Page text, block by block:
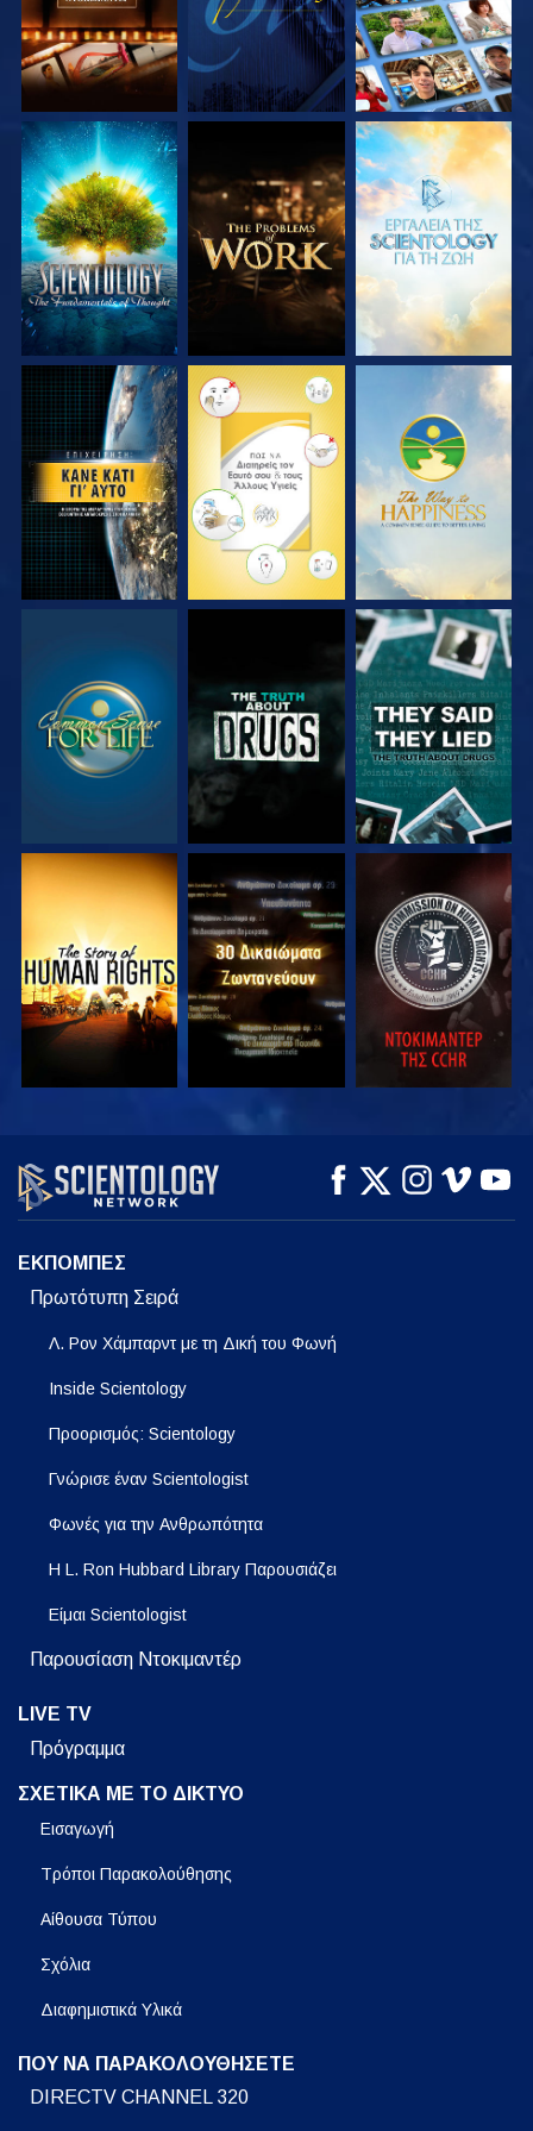
ΕΞΕΡΕΥΝΗΣΤΕ ΤΗ
ΣΕΙΡΑ
ΕΞΕΡΕΥΝΗΣΤΕ ΤΗ
ΣΕΙΡΑ
ΕΞΕΡΕΥΝΗΣΤΕ ΤΗ
ΣΕΙΡΑ
ΠΑΡΑΚΟΛΟΥΘΗΣΤΕ ΠΑΡΑΚΟΛΟΥΘΗΣΤΕ ΠΑΡΑΚΟΛΟΥΘΗΣΤΕ
ΠΑΡΑΚΟΛΟΥΘΗΣΤΕ ΠΑΡΑΚΟΛΟΥΘΗΣΤΕ ΠΑΡΑΚΟΛΟΥΘΗΣΤΕ
ΠΑΡΑΚΟΛΟΥΘΗΣΤΕ ΠΑΡΑΚΟΛΟΥΘΗΣΤΕ ΠΑΡΑΚΟΛΟΥΘΗΣΤΕ
ΠΑΡΑΚΟΛΟΥΘΗΣΤΕ ΠΑΡΑΚΟΛΟΥΘΗΣΤΕ
ΕΞΕΡΕΥΝΗΣΤΕ ΤΗ
ΣΕΙΡΑ
ΕΚΠΟΜΠΕΣ
Πρωτότυπη Σειρά
Λ. Ρον Χάμπαρντ με τη Δική του Φωνή
Inside Scientology
Προορισμός: Scientology
Γνώρισε έναν Scientologist
Φωνές για την Ανθρωπότητα
Η L. Ron Hubbard Library Παρουσιάζει
Είμαι Scientologist
Παρουσίαση Ντοκιμαντέρ
LIVE TV
Πρόγραμμα
ΣΧΕΤΙΚΑ ΜΕ ΤΟ ΔΙΚΤΥΟ
Εισαγωγή
Τρόποι Παρακολούθησης
Αίθουσα Τύπου
Σχόλια
Διαφημιστικά Υλικά
ΠΟΥ ΝΑ ΠΑΡΑΚΟΛΟΥΘΗΣΕΤΕ
DIRECTV CHANNEL 320